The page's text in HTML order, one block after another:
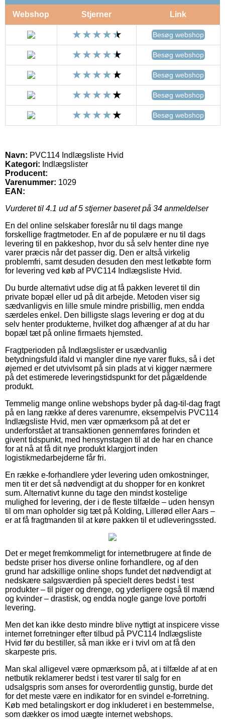
Webshop Stjerner Link
Besøg webshop
Besøg webshop
Besøg webshop
Besøg webshop
Besøg webshop
Navn: PVC114 Indlægsliste Hvid
Kategori: Indlægslister
Producent:
Varenummer: 1029
EAN:
Vurderet til 4.1 ud af 5 stjerner baseret på 34 anmeldelser
En del online selskaber foreslår nu til dags mange
forskellige fragtmetoder. En af de populære er nu til dags
levering til en pakkeshop, hvor du så selv henter dine nye
varer præcis når det passer dig. Den er altså virkelig
problemfri, samt desuden desuden den mest letkøbte form
for levering ved køb af PVC114 Indlægsliste Hvid.
Du burde alternativt udse dig at få pakken leveret til din
private bopæl eller ud på dit arbejde. Metoden viser sig
sædvanligvis en lille smule mindre prisbillig, men endda
særdeles enkel. Den billigste slags levering er dog at du
selv henter produkterne, hvilket dog afhænger af at du har
bopæl tæt på online firmaets hjemsted.
Fragtperioden på Indlægslister er usædvanlig
betydningsfuld ifald vi mangler dine nye varer fluks, så i det
øjemed er det utvivlsomt på sin plads at vi kigger nærmere
på det estimerede leveringstidspunkt for det pågældende
produkt.
Temmelig mange online webshops byder på dag-til-dag fragt
på en lang række af deres varenumre, eksempelvis PVC114
Indlægsliste Hvid, men vær opmærksom på at det er
underforstået at transaktionen gennemføres forinden et
givent tidspunkt, med hensynstagen til at de har en chance
for at nå at få dit nye produkt klargjort inden
logistikmedarbejderne får fri.
En række e-forhandlere yder levering uden omkostninger,
men tit er det så nødvendigt at du shopper for en konkret
sum. Alternativt kunne du tage den mindst kostelige
mulighed for levering, der i de fleste tilfælde – uden hensyn
til om man opholder sig tæt på Kolding, Lillerød eller Aars –
er at få fragtmanden til at køre pakken til et udleveringssted.
Det er meget fremkommeligt for internetbrugere at finde de
bedste priser hos diverse online forhandlere, og af den
grund har adskillige online shops fundet det nødvendigt at
nedskære salgsværdien på specielt deres bedst i test
produkter – til piger og drenge, og yderligere også til mænd
og kvinder – drastisk, og endda nogle gange love portofri
levering.
Men det kan ikke desto mindre blive nyttigt at inspicere visse
internet forretninger efter tilbud på PVC114 Indlægsliste
Hvid før du bestiller, så man ikke er i tvivl om at få den
skarpeste pris.
Man skal alligevel være opmærksom på, at i tilfælde af at en
netbutik reklamerer bedst i test varer til salg for en
udsalgspris som anses for overordentlig gunstig, burde det
for det meste være en indikator for en svindel e-forretning.
Køb med betalingskort er dog inkluderet i en bestemmelse,
som dækker os imod uægte internet webshops.